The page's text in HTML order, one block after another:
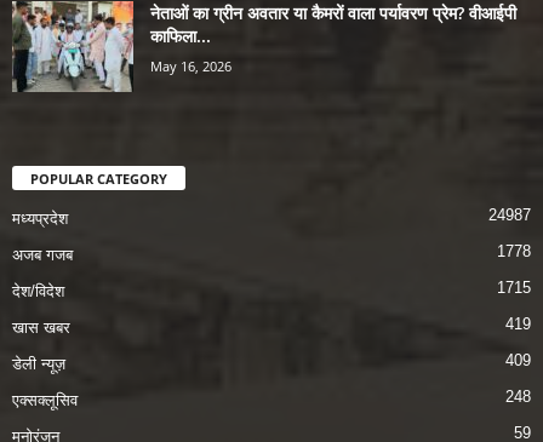
नेताओं का ग्रीन अवतार या कैमरों वाला पर्यावरण प्रेम? वीआईपी
काफिला...
May 16, 2026
POPULAR CATEGORY
मध्यप्रदेश 24987
अजब गजब 1778
देश/विदेश 1715
खास खबर 419
डेली न्यूज़ 409
एक्सक्लूसिव 248
मनोरंजन 59